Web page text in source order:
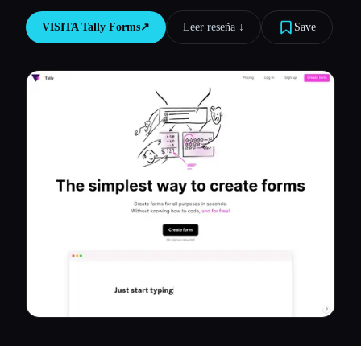
Comparar herramientas
VISITA Tally Forms↗︎ Leer reseña ↓︎ Save